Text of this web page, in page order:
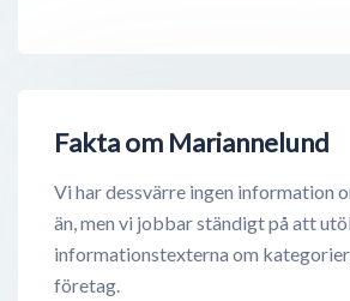
Fakta om Mariannelund
Vi har dessvärre ingen information
än, men vi jobbar ständigt på att
informationstexterna om
företag.